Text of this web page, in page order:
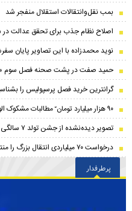
بمب نقل‌وانتقالات استقلال منفجر شد
اصلاح نظام جذب برای تحقق عدالت در
نوید محمدزاده با این تصاویر پایان
حمید صفت در پشت صحنه فصل سوم
گرانترین خرید فصل پرسپولیس را
۹۰ هزار میلیارد تومان ّ مطالبات مشکوک الوصول بانک پارسیان
تصویر دیده‌نشده از جشن تولد ۷ سالگی لیلا فروهر
درخواست ۷۰ میلیاردی انتقال بزرگ را منتفی کرد!
پرطرفدار